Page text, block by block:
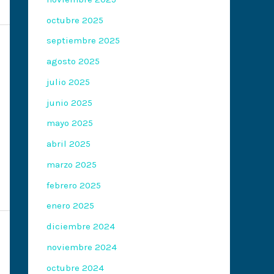
octubre 2025
septiembre 2025
agosto 2025
julio 2025
junio 2025
mayo 2025
abril 2025
marzo 2025
febrero 2025
enero 2025
diciembre 2024
noviembre 2024
octubre 2024